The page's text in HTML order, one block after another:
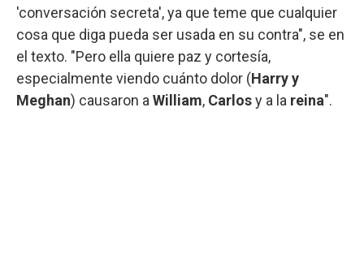
'conversación secreta', ya que teme que cualquier
cosa que diga pueda ser usada en su contra", se en
el texto. "Pero ella quiere paz y cortesía,
especialmente viendo cuánto dolor (Harry y
Meghan) causaron a William, Carlosy a la reina".